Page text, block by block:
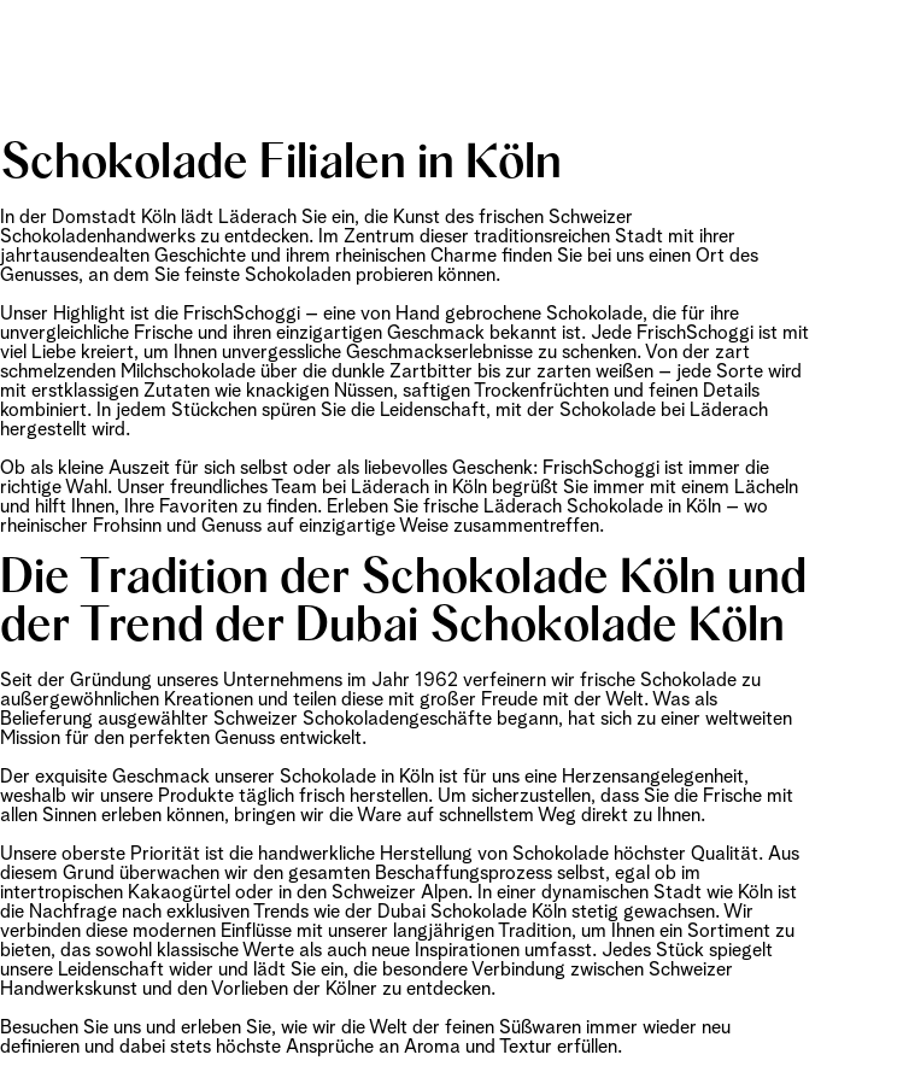
Schokolade Filialen in Köln
In der Domstadt Köln lädt Läderach Sie ein, die Kunst des frischen Schweizer
Schokoladenhandwerks zu entdecken. Im Zentrum dieser traditionsreichen Stadt mit ihrer
jahrtausendealten Geschichte und ihrem rheinischen Charme finden Sie bei uns einen Ort des
Genusses, an dem Sie feinste Schokoladen probieren können.
Unser Highlight ist die FrischSchoggi – eine von Hand gebrochene Schokolade, die für ihre
unvergleichliche Frische und ihren einzigartigen Geschmack bekannt ist. Jede FrischSchoggi ist mit
viel Liebe kreiert, um Ihnen unvergessliche Geschmackserlebnisse zu schenken. Von der zart
schmelzenden Milchschokolade über die dunkle Zartbitter bis zur zarten weißen – jede Sorte wird
mit erstklassigen Zutaten wie knackigen Nüssen, saftigen Trockenfrüchten und feinen Details
kombiniert. In jedem Stückchen spüren Sie die Leidenschaft, mit der Schokolade bei Läderach
hergestellt wird.
Ob als kleine Auszeit für sich selbst oder als liebevolles Geschenk: FrischSchoggi ist immer die
richtige Wahl. Unser freundliches Team bei Läderach in Köln begrüßt Sie immer mit einem Lächeln
und hilft Ihnen, Ihre Favoriten zu finden. Erleben Sie frische Läderach Schokolade in Köln – wo
rheinischer Frohsinn und Genuss auf einzigartige Weise zusammentreffen.
Die Tradition der Schokolade Köln und
der Trend der Dubai Schokolade Köln
Seit der Gründung unseres Unternehmens im Jahr 1962 verfeinern wir frische Schokolade zu
außergewöhnlichen Kreationen und teilen diese mit großer Freude mit der Welt. Was als
Belieferung ausgewählter Schweizer Schokoladengeschäfte begann, hat sich zu einer weltweiten
Mission für den perfekten Genuss entwickelt.
Der exquisite Geschmack unserer Schokolade in Köln ist für uns eine Herzensangelegenheit,
weshalb wir unsere Produkte täglich frisch herstellen. Um sicherzustellen, dass Sie die Frische mit
allen Sinnen erleben können, bringen wir die Ware auf schnellstem Weg direkt zu Ihnen.
Unsere oberste Priorität ist die handwerkliche Herstellung von Schokolade höchster Qualität. Aus
diesem Grund überwachen wir den gesamten Beschaffungsprozess selbst, egal ob im
intertropischen Kakaogürtel oder in den Schweizer Alpen. In einer dynamischen Stadt wie Köln ist
die Nachfrage nach exklusiven Trends wie der Dubai Schokolade Köln stetig gewachsen. Wir
verbinden diese modernen Einflüsse mit unserer langjährigen Tradition, um Ihnen ein Sortiment zu
bieten, das sowohl klassische Werte als auch neue Inspirationen umfasst. Jedes Stück spiegelt
unsere Leidenschaft wider und lädt Sie ein, die besondere Verbindung zwischen Schweizer
Handwerkskunst und den Vorlieben der Kölner zu entdecken.
Besuchen Sie uns und erleben Sie, wie wir die Welt der feinen Süßwaren immer wieder neu
definieren und dabei stets höchste Ansprüche an Aroma und Textur erfüllen.